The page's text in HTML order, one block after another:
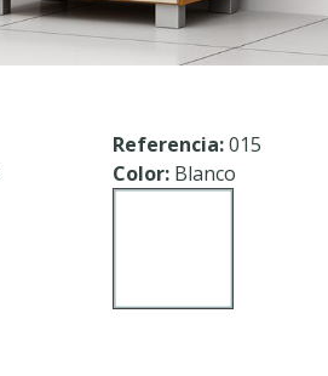
Referencia:015
Color: Blanco